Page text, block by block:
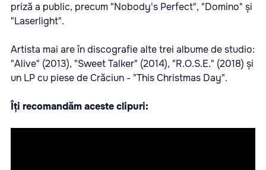
priză a public, precum "Nobody's Perfect", "Domino" și
"Laserlight".
Artista mai are în discografie alte trei albume de studio:
"Alive" (2013), "Sweet Talker" (2014), "R.O.S.E." (2018) și
un LP cu piese de Crăciun - "This Christmas Day".
Îți recomandăm aceste clipuri: